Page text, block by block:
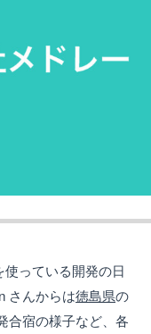
使っている開発の日
さんからは徳島県の
合宿の様子など、各